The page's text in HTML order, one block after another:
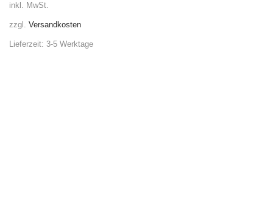
inkl. MwSt.
zzgl. Versandkosten
Lieferzeit: 3-5 Werktage